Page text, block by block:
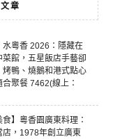
章
水粵香 2026：隱藏在
館，五星飯店手藝卻
烤鴨、燒鵝和港式點心
聚餐 7462(線上：
食】粵香園廣東料理：
店，1978年創立廣東